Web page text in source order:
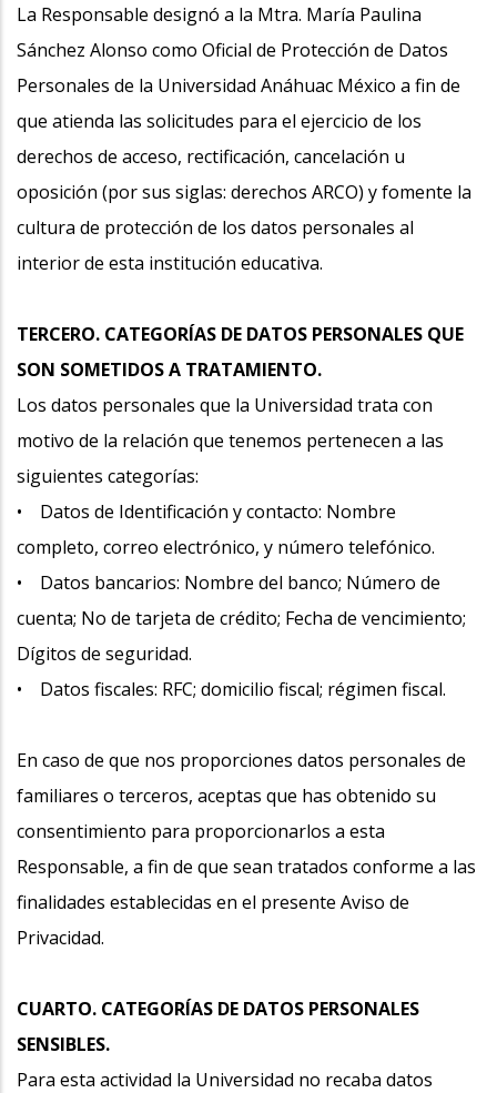
La Responsable designó a la Mtra. María Paulina
Sánchez Alonso como Oficial de Protección de Datos
Personales de la Universidad Anáhuac México a fin de
que atienda las solicitudes para el ejercicio de los
derechos de acceso, rectificación, cancelación u
oposición (por sus siglas: derechos ARCO) y fomente la
cultura de protección de los datos personales al
interior de esta institución educativa.
TERCERO. CATEGORÍAS DE DATOS PERSONALES QUE
SON SOMETIDOS A TRATAMIENTO.
Los datos personales que la Universidad trata con
motivo de la relación que tenemos pertenecen a las
siguientes categorías:
• Datos de Identificación y contacto: Nombre
completo, correo electrónico, y número telefónico.
• Datos bancarios: Nombre del banco; Número de
cuenta; No de tarjeta de crédito; Fecha de vencimiento;
Dígitos de seguridad.
• Datos fiscales: RFC; domicilio fiscal; régimen fiscal.
En caso de que nos proporciones datos personales de
familiares o terceros, aceptas que has obtenido su
consentimiento para proporcionarlos a esta
Responsable, a fin de que sean tratados conforme a las
finalidades establecidas en el presente Aviso de
Privacidad.
CUARTO. CATEGORÍAS DE DATOS PERSONALES
SENSIBLES.
Para esta actividad la Universidad no recaba datos